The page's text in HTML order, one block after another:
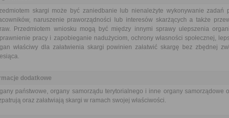
skargi może być zaniedbanie lub nienależyte wykonywanie zadań
naruszenie praworządności lub interesów skarżących a także
Przedmiotem wniosku mogą być między innymi sprawy ulepszenia
pracy i zapobieganie nadużyciom, ochrony własności społecznej,
właściwy dla załatwienia skargi powinien załatwić skargę bez zbędnej
dodatkowe
państwowe, organy samorządu terytorialnego i inne organy samorządowe
oraz załatwiają skargi w ramach swojej właściwości.